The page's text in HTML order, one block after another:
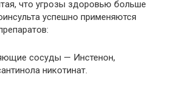
что угрозы здоровью больше
успешно применяются
сосуды — Инстенон,
никотинат.